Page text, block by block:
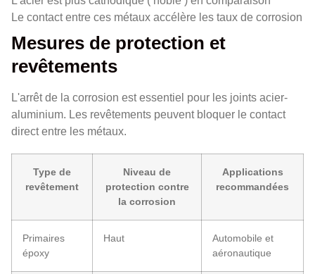
Le contact entre ces métaux accélère les taux de corrosion
Mesures de protection et
revêtements
L'arrêt de la corrosion est essentiel pour les joints acier-
aluminium. Les revêtements peuvent bloquer le contact
direct entre les métaux.
Type de
revêtement
Niveau de
protection contre
la corrosion
Applications
recommandées
Primaires
époxy
Haut
Automobile et
aéronautique